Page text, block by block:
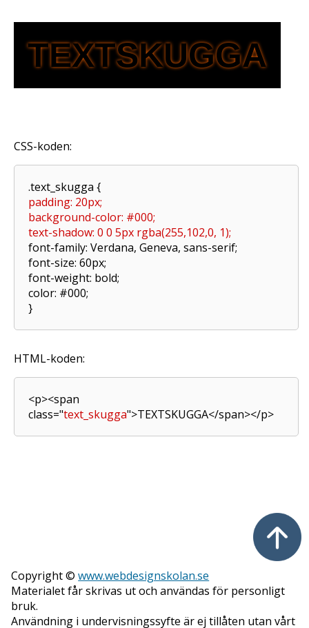
TEXTSKUGGA
CSS-koden:
.text_skugga {
padding: 20px;
background-color: #000;
text-shadow: 0 0 5px rgba(255,102,0, 1);
font-family: Verdana, Geneva, sans-serif;
font-size: 60px;
font-weight: bold;
color: #000;
}
HTML-koden:
<p><span
class="text_skugga">TEXTSKUGGA</span></p>
Copyright ©www.webdesignskolan.se
Materialet får skrivas ut och användas för personligt
bruk.
Användning i undervisningssyfte är ej tillåten utan vårt